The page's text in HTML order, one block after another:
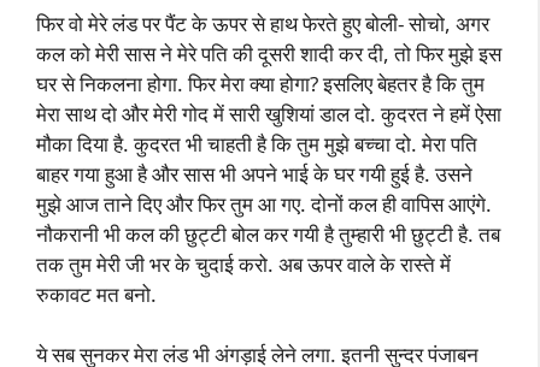
फिर वो मेरे लंड पर पैंट के ऊपर से हाथ फेरते हुए बोली- सोचो, अगर
कल को मेरी सास ने मेरे पति की दूसरी शादी कर दी, तो फिर मुझे इस
घर से निकलना होगा. फिर मेरा क्या होगा? इसलिए बेहतर है कि तुम
मेरा साथ दो और मेरी गोद में सारी खुशियां डाल दो. कुदरत ने हमें ऐसा
मौका दिया है. कुदरत भी चाहती है कि तुम मुझे बच्चा दो. मेरा पति
बाहर गया हुआ है और सास भी अपने भाई के घर गयी हुई है. उसने
मुझे आज ताने दिए और फिर तुम आ गए. दोनों कल ही वापिस आएंगे.
नौकरानी भी कल की छुट्टी बोल कर गयी है तुम्हारी भी छुट्टी है. तब
तक तुम मेरी जी भर के चुदाई करो. अब ऊपर वाले के रास्ते में
रुकावट मत बनो.
ये सब सुनकर मेरा लंड भी अंगड़ाई लेने लगा. इतनी सुन्दर पंजाबन